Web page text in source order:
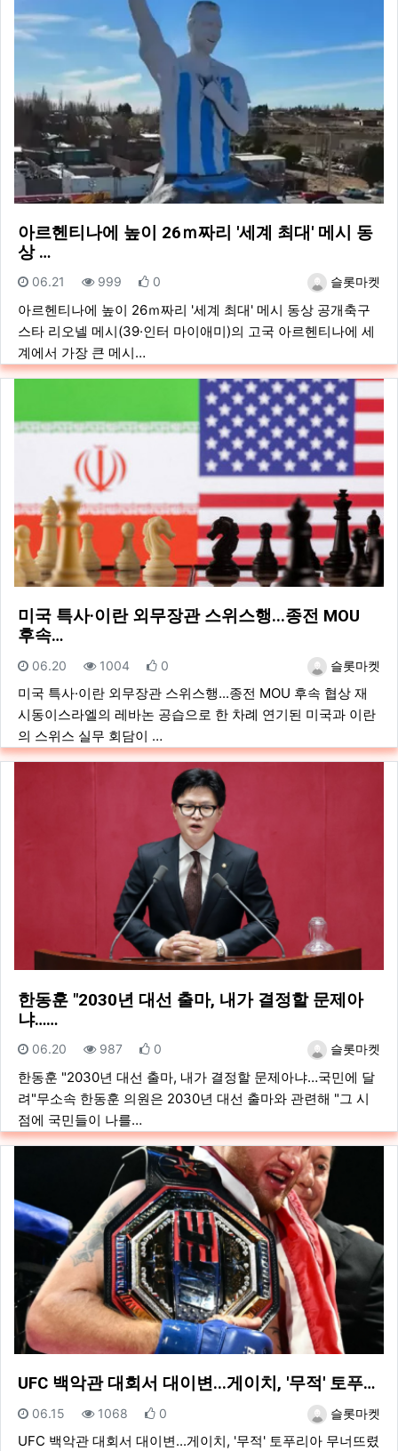
아르헨티나에 높이 26ｍ짜리 '세계 최대' 메시 동
상 …
등록자슬롯마켓
등록일
06.21 조회
999 추천
0
아르헨티나에 높이 26ｍ짜리 '세계 최대' 메시 동상 공개축구
스타 리오넬 메시(39·인터 마이애미)의 고국 아르헨티나에 세
계에서 가장 큰 메시…
미국 특사·이란 외무장관 스위스행...종전 MOU
후속…
등록자슬롯마켓
등록일
06.20 조회
1004 추천
0
미국 특사·이란 외무장관 스위스행...종전 MOU 후속 협상 재
시동이스라엘의 레바논 공습으로 한 차례 연기된 미국과 이란
의 스위스 실무 회담이 …
한동훈 "2030년 대선 출마, 내가 결정할 문제아
냐……
등록자슬롯마켓
등록일
06.20 조회
987 추천
0
한동훈 "2030년 대선 출마, 내가 결정할 문제아냐…국민에 달
려"무소속 한동훈 의원은 2030년 대선 출마와 관련해 "그 시
점에 국민들이 나를…
UFC 백악관 대회서 대이변...게이치, '무적' 토푸…
등록자슬롯마켓
등록일
06.15 조회
1068 추천
0
UFC 백악관 대회서 대이변...게이치, '무적' 토푸리아 무너뜨렸